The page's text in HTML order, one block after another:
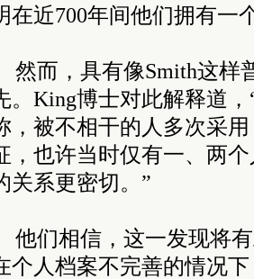
在近700年间他们拥有一
然而，具有像Smith这样
。King博士对此解释道
，被不相干的人多次采
，也许当时仅有一、两
关系更密切。”
他们相信，这一发现将
个人档案不完善的情况